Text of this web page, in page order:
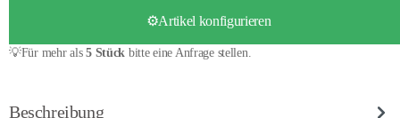
⚙️Artikel konfigurieren
💡Für mehr als5 Stück bitte eine Anfrage stellen.
Beschreibung